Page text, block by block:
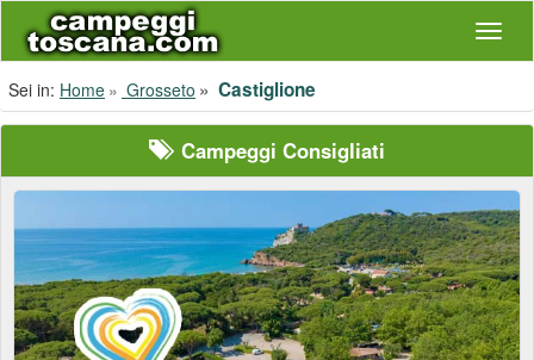
Sei in: Home Grosseto Castiglione
Campeggi Consigliati